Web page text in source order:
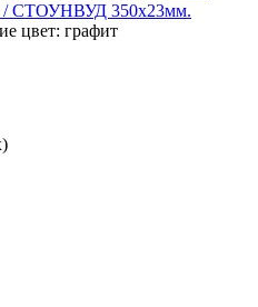
/ СТОУНВУД 350x23мм.
цвет: графит